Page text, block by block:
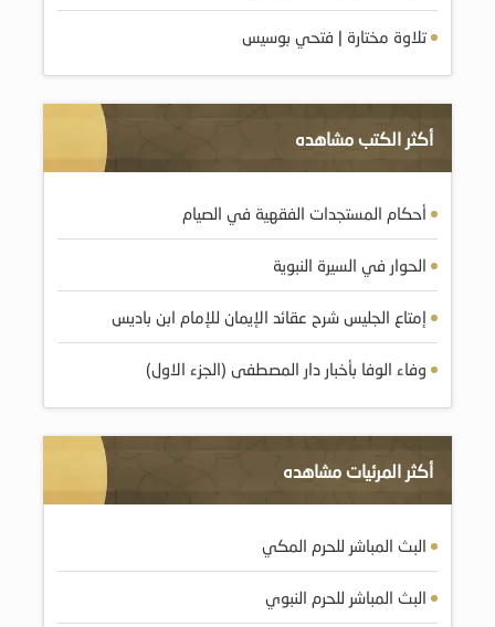
تلاوة مختارة | فتحي بوسيس
أكثر الكتب مشاهده
أحكام المستجدات الفقهية في الصيام
الحوار في السيرة النبوية
إمتاع الجليس شرح عقائد الإيمان للإمام ابن باديس
وفاء الوفا بأخبار دار المصطفى (الجزء الاول)
أكثر المرئيات مشاهده
البث المباشر للحرم المكي
البث المباشر للحرم النبوي